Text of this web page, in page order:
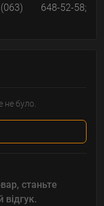
648-52-58;
не було.
станьте